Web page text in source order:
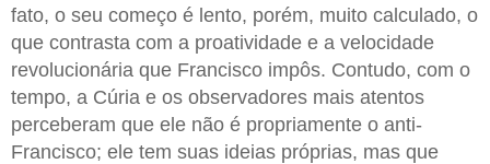
fato, o seu começo é lento, porém, muito calculado, o
que contrasta com a proatividade e a velocidade
revolucionária que Francisco impôs. Contudo, com o
tempo, a Cúria e os observadores mais atentos
perceberam que ele não é propriamente o anti-
Francisco; ele tem suas ideias próprias, mas que